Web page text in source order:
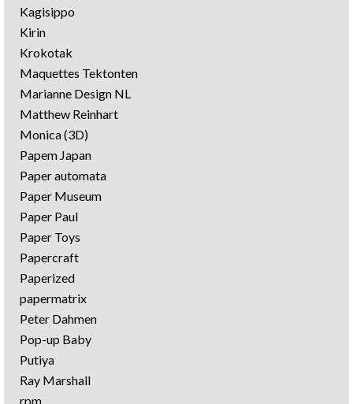
Kagisippo
Kirin
Krokotak
Maquettes Tektonten
Marianne Design NL
Matthew Reinhart
Monica (3D)
Papem Japan
Paper automata
Paper Museum
Paper Paul
Paper Toys
Papercraft
Paperized
papermatrix
Peter Dahmen
Pop-up Baby
Putiya
Ray Marshall
rpm